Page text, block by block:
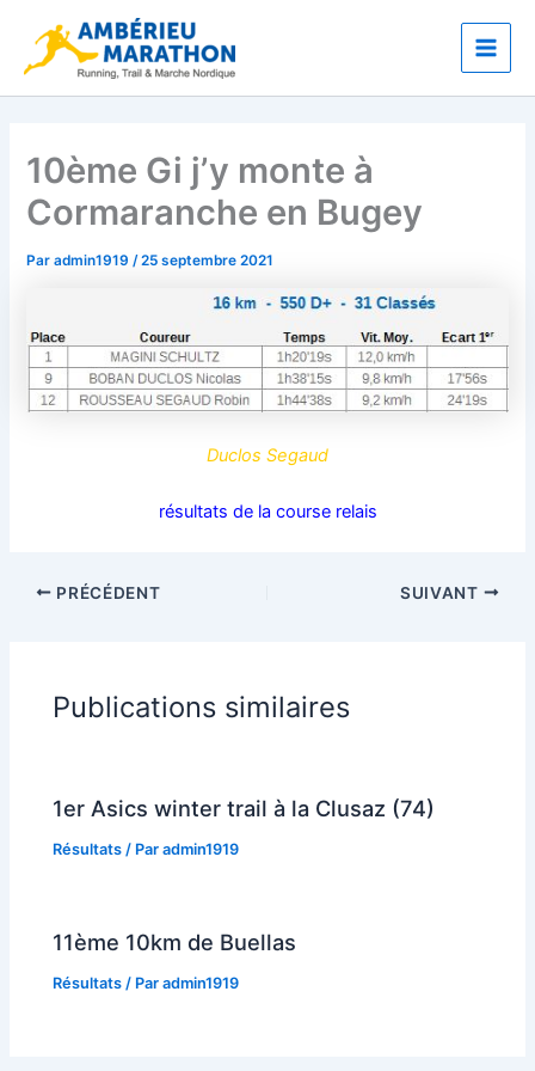
contenu
Main
10ème Gi j’y monte à
Cormaranche en Bugey
Paradmin1919/25 septembre 2021
Duclos Segaud
résultats de la course relais
PRÉCÉDENT SUIVANT
Publications similaires
1er Asics winter trail à la Clusaz (74)
Résultats / Paradmin1919
11ème 10km de Buellas
Résultats / Paradmin1919